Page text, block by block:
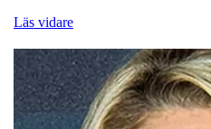
Läs vidare